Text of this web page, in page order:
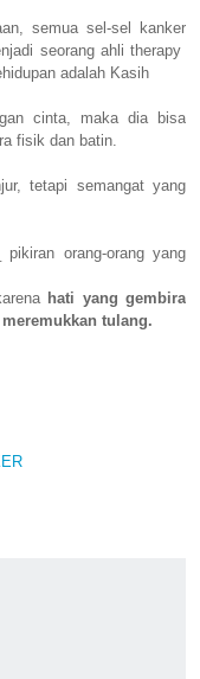
semua sel-sel kanker
seorang ahli therapy
adalah Kasih
cinta, maka dia bisa
fisik dan batin.
tetapi semangat yang
orang-orang yang
hati yang gembira
tulang.